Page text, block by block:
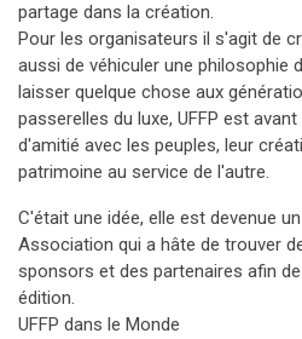
partage dans la création.
Pour les organisateurs il s'agit de
aussi de véhiculer une philosophie
laisser quelque chose aux
passerelles du luxe, UFFP est
d'amitié avec les peuples, leur
patrimoine au service de l'autre.
C'était une idée, elle est devenue
Association qui a hâte de trouver
sponsors et des partenaires afin
édition.
UFFP dans le Monde